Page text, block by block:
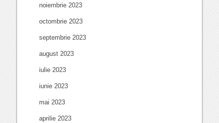
noiembrie 2023
octombrie 2023
septembrie 2023
august 2023
iulie 2023
iunie 2023
mai 2023
aprilie 2023